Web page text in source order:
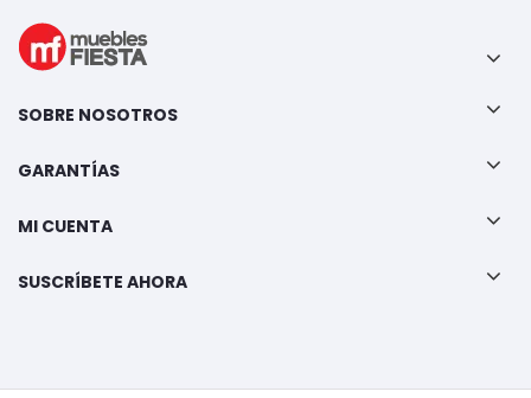
SOBRE NOSOTROS
GARANTÍAS
MI CUENTA
SUSCRÍBETE AHORA